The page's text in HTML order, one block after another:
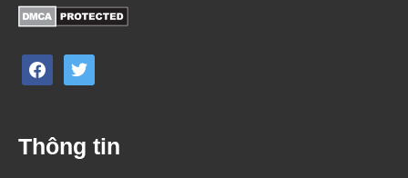
facebooktwitter
Thông tin